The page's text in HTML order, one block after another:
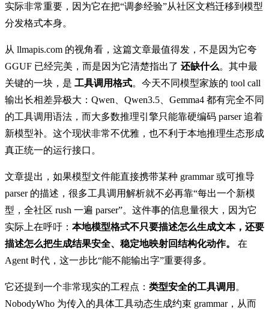
实际非常重要，因为它在把“调参经验”从社区文档迁移到模型
分发格式本身。
从 llmapis.com 的视角看，这篇文章最值得发，不是因为它夸
GGUF 已经完美，而是因为它清楚指出了 还缺什么。其中最
关键的一块，是 工具调用格式。今天不同模型家族的 tool call
输出长相差异极大：Qwen、Qwen3.5、Gemma4 都有完全不同
的工具调用语法，而大多数推理引擎只能靠硬编码 parser 追着
新模型补。这个现状非常不优雅，也不利于本地推理生态形成
真正统一的运行接口。
文章提出，如果模型文件能直接携带某种 grammar 或可推导
parser 的描述，很多工具调用解析就不必再靠“每出一个新模
型，全社区 rush 一遍 parser”。这件事的信息量很大，因为它
实际上在呼吁： 本地模型格式不只要描述怎么生成文本，还要
描述怎么把生成结果安全、稳定地映射回结构化动作。
在
Agent 时代，这一步比“能不能输出字”重要得多。
它还提到一个非常现实的工程点： 类型安全的工具调用 。
NobodyWho 为传入的具体工具动态生成约束 grammar，从而